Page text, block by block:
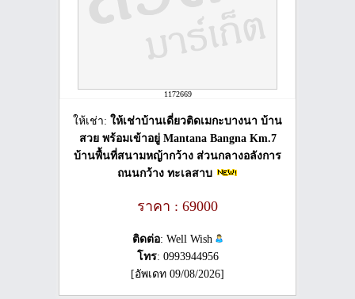
1172669
ให้เช่า: ให้เช่าบ้านเดี่ยวติดเมกะบางนา บ้าน
สวย พร้อมเข้าอยู่ Mantana Bangna Km.7
บ้านพื้นที่สนามหญ้ากว้าง ส่วนกลางอลังการ
ถนนกว้าง ทะเลสาบ
ราคา : 69000
ติดต่อ: Well Wish
โทร: 0993944956
[อัพเดท 09/08/2026]